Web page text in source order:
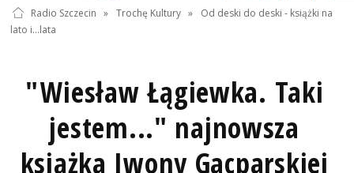
Radio Szczecin » Trochę Kultury »
Od deski do deski - książki na
lato i...lata
"Wiesław Łągiewka. Taki
jestem..." najnowsza
książka Iwony Gacparskiej